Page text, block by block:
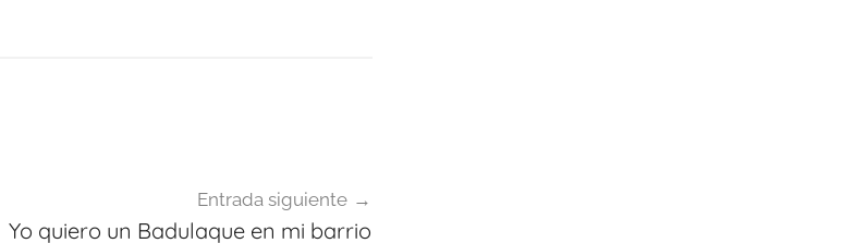
Entrada siguiente
Yo quiero un Badulaque en mi barrio